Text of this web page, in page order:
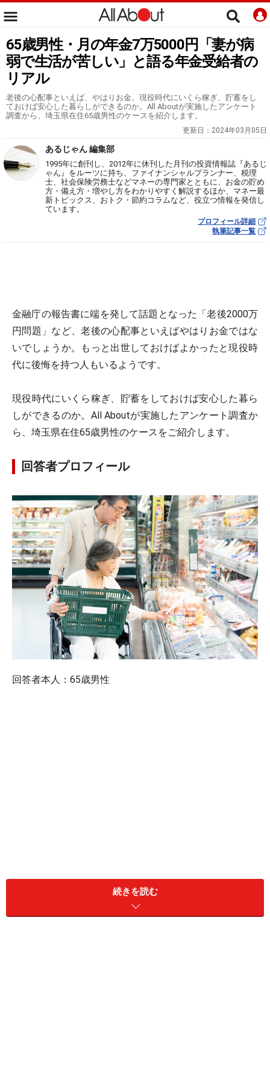
65歳男性・月の年金7万5000円「妻が病
弱で生活が苦しい」と語る年金受給者の
リアル
老後の心配事といえば、やはりお金。現役時代にいくら稼ぎ、貯蓄をし
ておけば安心した暮らしができるのか。All Aboutが実施したアンケート
調査から、埼玉県在住65歳男性のケースを紹介します。
更新日： 2024年03月05日
あるじゃん 編集部
1995年に創刊し、2012年に休刊した月刊の投資情報誌『あるじ
ゃん』をルーツに持ち、ファイナンシャルプランナー、税理
士、社会保険労務士などマネーの専門家とともに、お金の貯め
方・備え方・増やし方をわかりやすく解説するほか、マネー最
新トピックス、おトク・節約コラムなど、役立つ情報を発信し
ています。
プロフィール詳細
執筆記事一覧
金融庁の報告書に端を発して話題となった「老後2000万
円問題」など、老後の心配事といえばやはりお金ではな
いでしょうか。もっと出世しておけばよかったと現役時
代に後悔を持つ人もいるようです。
現役時代にいくら稼ぎ、貯蓄をしておけば安心した暮ら
しができるのか。All Aboutが実施したアンケート調査か
ら、埼玉県在住65歳男性のケースをご紹介します。
回答者プロフィール
回答者本人：65歳男性
リタイア前の職業：自営業・自由業
続きを読む